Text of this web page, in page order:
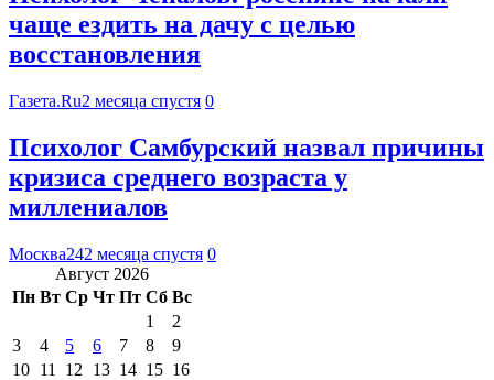
чаще ездить на дачу с целью
восстановления
Газета.Ru2 месяца спустя 0
Психолог Самбурский назвал причины
кризиса среднего возраста у
миллениалов
Москва242 месяца спустя 0
Август 2026
Пн Вт Ср Чт Пт Сб Вс
1
2
3
4 5 6 7 8
9
10 11 12 13 14 15 16